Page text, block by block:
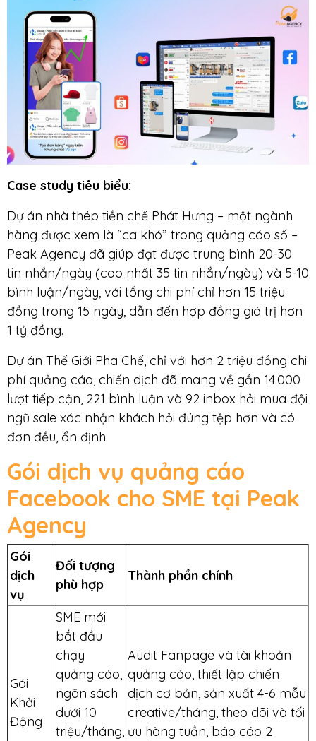
Case study tiêu biểu:
Dự án nhà thép tiền chế Phát Hưng – một ngành
hàng được xem là “ca khó” trong quảng cáo số –
Peak Agency đã giúp đạt được trung bình 20-30
tin nhắn/ngày (cao nhất 35 tin nhắn/ngày) và 5-10
bình luận/ngày, với tổng chi phí chỉ hơn 15 triệu
đồng trong 15 ngày, dẫn đến hợp đồng giá trị hơn
1 tỷ đồng.
Dự án Thế Giới Pha Chế, chỉ với hơn 2 triệu đồng chi
phí quảng cáo, chiến dịch đã mang về gần 14.000
lượt tiếp cận, 221 bình luận và 92 inbox hỏi mua đội
ngũ sale xác nhận khách hỏi đúng tệp hơn và có
đơn đều, ổn định.
Gói dịch vụ quảng cáo
Facebook cho SME tại Peak
Agency
Gói
dịch
vụ
Đối tượng
phù hợp
Thành phần chính
Gói
Khởi
Động
SME mới
bắt đầu
chạy
quảng cáo,
ngân sách
dưới 10
triệu/tháng,
Audit Fanpage và tài khoản
quảng cáo, thiết lập chiến
dịch cơ bản, sản xuất 4-6 mẫu
creative/tháng, theo dõi và tối
ưu hàng tuần, báo cáo 2